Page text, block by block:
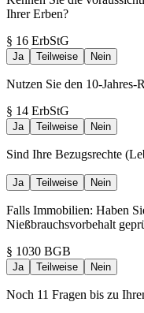
Ihrer Erben?
§ 16 ErbStG
Ja Teilweise Nein
Nutzen Sie den 10-Jahres-
§ 14 ErbStG
Ja Teilweise Nein
Sind Ihre Bezugsrechte
Ja Teilweise Nein
Falls Immobilien: Haben
Nießbrauchsvorbehalt
§ 1030 BGB
Ja Teilweise Nein
Noch 11 Fragen bis zu